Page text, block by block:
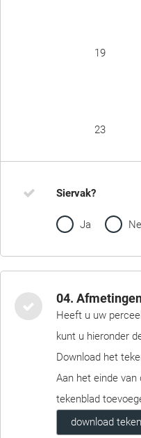
19
23
Siervak?
Ja
04.
Heeft u uw
kunt u hieronder
Download het
Aan het einde
tekenblad
download